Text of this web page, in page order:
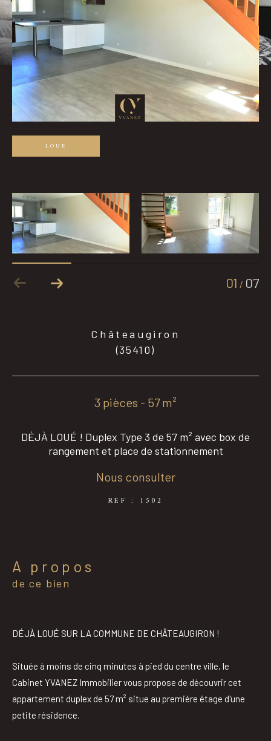
LOUÉ
01 / 07
Châteaugiron
(35410)
3 pièces - 57 m²
DÉJÀ LOUÉ ! Duplex Type 3 de 57 m² avec box de
rangement et place de stationnement
Nous consulter
REF : 1502
a propos
de ce bien
DÉJÀ LOUÉ SUR LA COMMUNE DE CHÂTEAUGIRON !
Située à moins de cinq minutes à pied du centre ville, le
Cabinet YVANEZ Immobilier vous propose de découvrir cet
appartement duplex de 57 m² situe au première étage d'une
petite résidence.
Pièces
0 1 2 3
Ville
Surface
Affiner les critères
Parking Terrasse Piscine
RECHERCHER